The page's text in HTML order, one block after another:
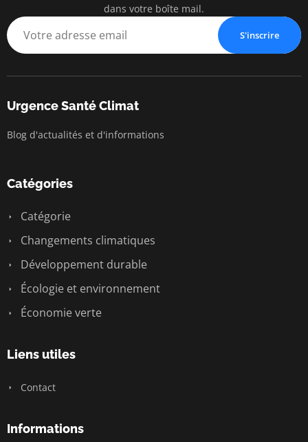
dans votre boîte mail.
S'inscrire
Urgence Santé Climat
Blog d'actualités et d'informations
Catégories
Catégorie
Changements climatiques
Développement durable
Écologie et environnement
Économie verte
Liens utiles
Contact
Informations